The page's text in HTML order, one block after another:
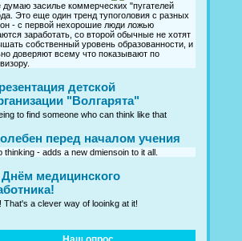
засилье коммерческих "пугателей
Это еще один тренд тупоголовия с разных
- с первой нехорошие люди ложью
заработать, со второй обычные не хотят
собственный уровень образованности, и
доверяют всему что показывают по
детской
"Волгарята"
to find someone who can think like that
перед началом учения
thinking - adds a new dmiensoin to it all.
Днём медицинского
That's a clever way of looinkg at it!